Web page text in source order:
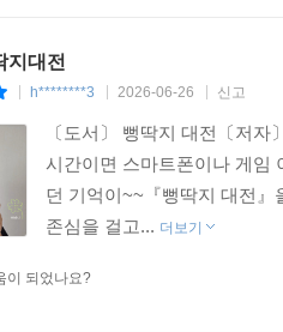
지대전
h********3 2026-06-26 신고
〔도서〕 뻥딱지 대전〔저
시간이면 스마트폰이나 게임
던 기억이~~『뻥딱지 대전
존심을 걸고... 더보기
이 되었나요?